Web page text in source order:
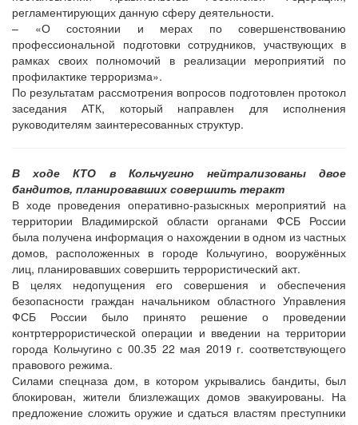
регламентирующих данную сферу деятельности.
– «О состоянии и мерах по совершенствованию
профессиональной подготовки сотрудников, участвующих в
рамках своих полномочий в реализации мероприятий по
профилактике терроризма».
По результатам рассмотрения вопросов подготовлен протокол
заседания АТК, который направлен для исполнения
руководителям заинтересованных структур.
В ходе КТО в Кольчугино нейтрализованы двое
бандитов, планировавших совершить теракт
В ходе проведения оперативно-разыскных мероприятий на
территории Владимирской области органами ФСБ России
была получена информация о нахождении в одном из частных
домов, расположенных в городе Кольчугино, вооружённых
лиц, планировавших совершить террористический акт.
В целях недопущения его совершения и обеспечения
безопасности граждан начальником областного Управления
ФСБ России было принято решение о проведении
контртеррористической операции и введении на территории
города Кольчугино с 00.35 22 мая 2019 г. соответствующего
правового режима.
Силами спецназа дом, в котором укрывались бандиты, был
блокирован, жители близлежащих домов эвакуированы. На
предложение сложить оружие и сдаться властям преступники